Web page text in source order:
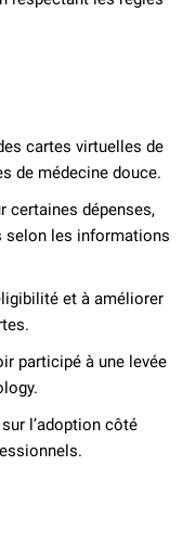
cartes virtuelles de
de médecine douce.
certaines dépenses,
selon les informations
et à améliorer
participé à une levée
l’adoption côté